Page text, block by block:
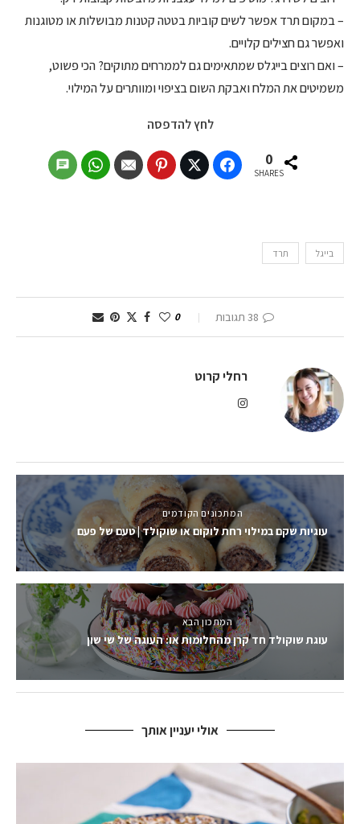
– במקום תרד אפשר לשים קוביות בטטה קטנות מבושלות או מטוגנות
ואפשר גם חצילים קלויים.
– ואם רוצים בייגלס שמתאימים גם לממרחים מתוקים? הכי פשוט,
משמיטים את המלח ואבקת השום בציפוי ומוותרים על המילוי.
לחץ להדפסה
0
SHARES
בייגל תרד
38 תגובות 0
רחלי קרוט
המתכונים הקודמים
עוגיות שקם במילוי רחת לוקום או שוקולד | טעם של פעם
המתכון הבא
עוגת שוקולד חד קרן מהחלומות או: העוגה של שי שון
אולי יעניין אותך